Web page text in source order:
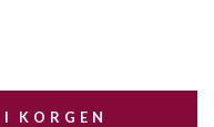
KORGEN